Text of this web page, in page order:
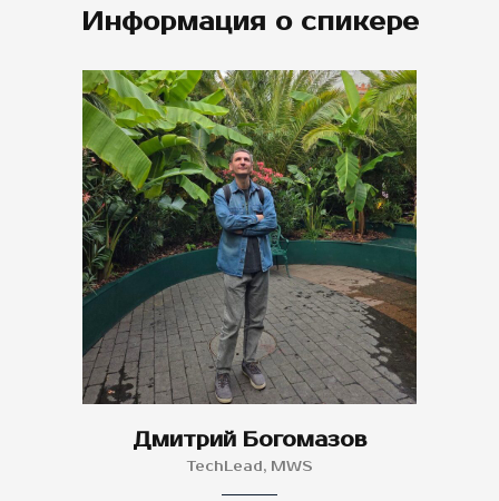
Информация о спикере
Дмитрий Богомазов
TechLead, MWS